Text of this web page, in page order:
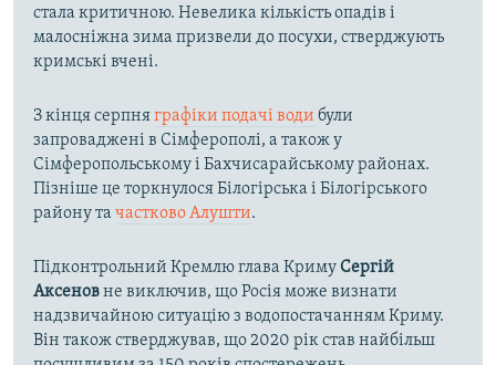
стала критичною. Невелика кількість опадів і
малосніжна зима призвели до посухи, стверджують
кримські вчені.
З кінця серпняграфіки подачі води були
запроваджені в Сімферополі, а також у
Сімферопольському і Бахчисарайському районах.
Пізніше це торкнулося Білогірська і Білогірського
району та частково Алушти.
Підконтрольний Кремлю глава КримуСергій
Аксеновне виключив, що Росія може визнати
надзвичайною ситуацію з водопостачанням Криму.
Він також стверджував, що 2020 рік став найбільш